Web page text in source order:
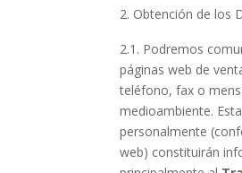
Obtención de los
2.1. Podremos
páginas web de
teléfono, fax o
medioambiente.
personalmente
web) constituirán